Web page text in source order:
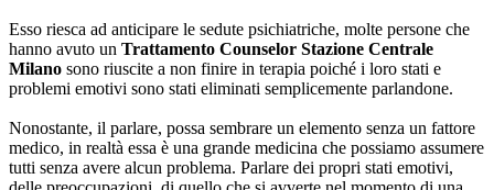
Esso riesca ad anticipare le sedute psichiatriche, molte persone che
hanno avuto un Trattamento Counselor Stazione Centrale
Milano sono riuscite a non finire in terapia poiché i loro stati e
problemi emotivi sono stati eliminati semplicemente parlandone.
Nonostante, il parlare, possa sembrare un elemento senza un fattore
medico, in realtà essa è una grande medicina che possiamo assumere
tutti senza avere alcun problema. Parlare dei propri stati emotivi,